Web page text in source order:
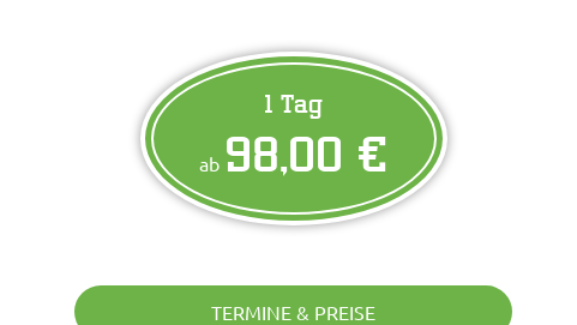
1 Tag
ab 98,00 €
TERMINE & PREISE